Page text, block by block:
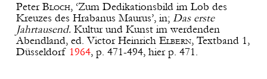
PeterBloch, ‘Zum Dedikationsbild im Lob des
Kreuzes des Hrabanus Maurus’, in; Das erste
Jahrtausend. Kultur und Kunst im werdenden
Abendland, ed. Victor Heinrich Elbern, Textband 1,
Düsseldorf 1964, p. 471-494, hier p. 471.